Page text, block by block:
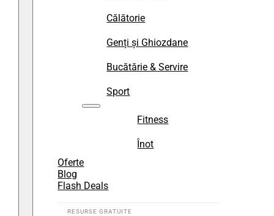
Călătorie
Genți și Ghiozdane
Bucătărie & Servire
Sport
Fitness
Înot
Oferte
Blog
Flash Deals